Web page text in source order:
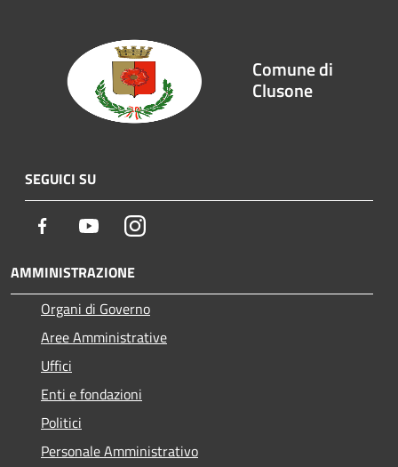
Comune di
Clusone
SEGUICI SU
Facebook YoutubeInstagram
AMMINISTRAZIONE
Organi di Governo
Aree Amministrative
Uffici
Enti e fondazioni
Politici
Personale Amministrativo